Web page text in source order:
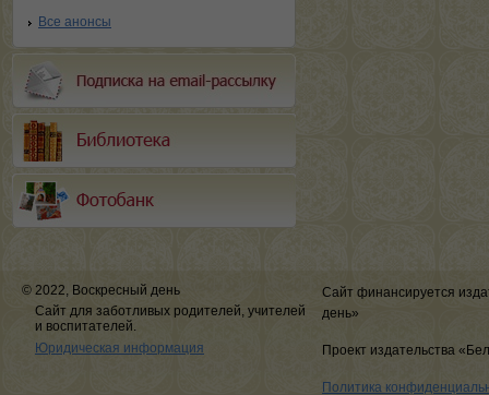
Все анонсы
© 2022, Воскресный день
Сайт для заботливых родителей, учителей
и воспитателей.
Юридическая информация
Сайт финансируется
день»
Проект издательства
Политика